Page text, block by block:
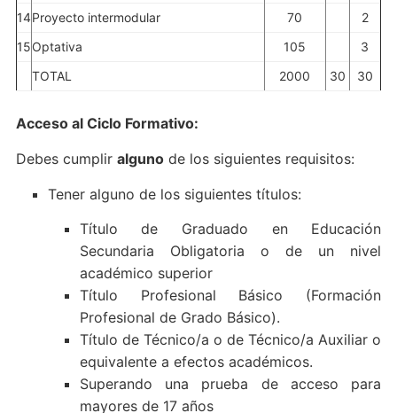
14Proyecto intermodular 70
2
15Optativa 105
3
TOTAL
2000 30 30
Acceso al Ciclo Formativo:
Debes cumplir algunode los siguientes requisitos:
Tener alguno de los siguientes títulos:
Título de Graduado en Educación
Secundaria Obligatoria o de un nivel
académico superior
Título Profesional Básico (Formación
Profesional de Grado Básico).
Título de Técnico/a o de Técnico/a Auxiliar o
equivalente a efectos académicos.
Superando una prueba de acceso para
mayores de 17 años